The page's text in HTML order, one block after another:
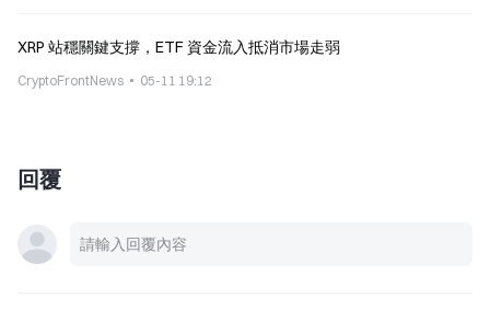
XRP 站穩關鍵支撐，ETF 資金流入抵消市場走弱
CryptoFrontNews 05-11 19:12
回覆